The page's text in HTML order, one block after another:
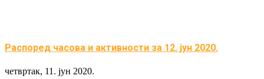
Распоред часова и активности за 12. јун 2020.
четвртак, 11. јун 2020.